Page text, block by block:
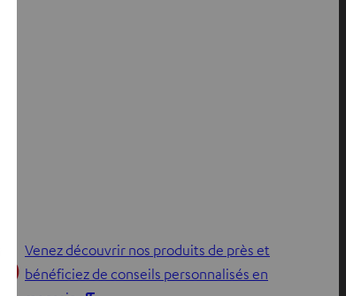
Venez découvrir nos produits de près et
bénéficiez de conseils personnalisés en